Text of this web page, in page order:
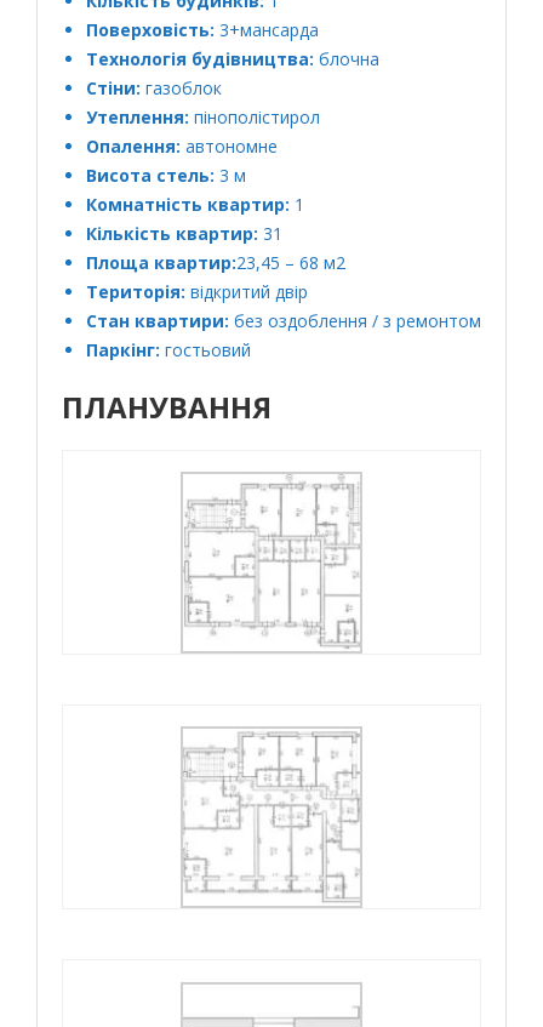
Поверховість: 3+мансарда
Технологія будівництва: блочна
Стіни: газоблок
Утеплення: пінополістирол
Опалення: автономне
Висота стель: 3 м
Комнатність квартир: 1
Кількість квартир: 31
Площа квартир:23,45 – 68 м2
Територія: відкритий двір
Стан квартири: без оздоблення / з ремонтом
Паркінг: гостьовий
ПЛАНУВАННЯ